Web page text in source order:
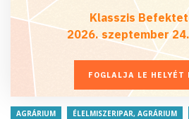
Klasszis
2026. szeptember
FOGLALJA LE HELYÉT
AGRÁRIUM ÉLELMISZERIPAR, AGRÁRIUM